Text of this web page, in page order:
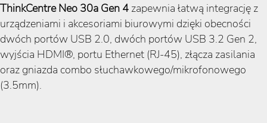
ThinkCentre Neo 30a Gen 4 zapewnia łatwą integrację z
urządzeniami i akcesoriami biurowymi dzięki obecności
dwóch portów USB 2.0, dwóch portów USB 3.2 Gen 2,
wyjścia HDMI®, portu Ethernet (RJ-45), złącza zasilania
oraz gniazda combo słuchawkowego/mikrofonowego
(3.5mm).